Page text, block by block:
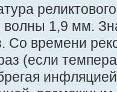
волны 1,9 мм.
Со времени
(если